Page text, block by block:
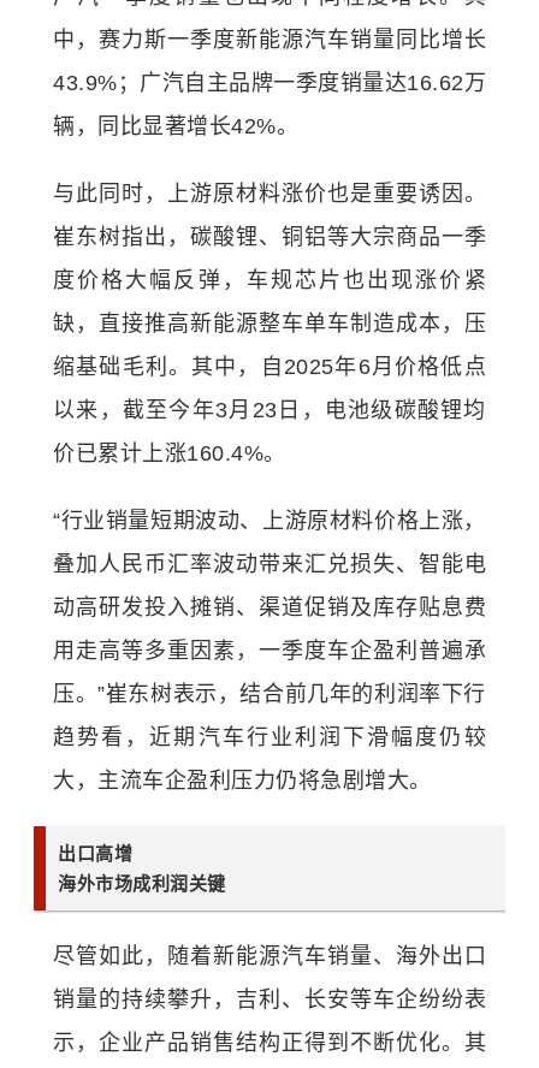
中，赛力斯一季度新能源汽车销量同比增长
43.9%；广汽自主品牌一季度销量达16.62万
辆，同比显著增长42%。
与此同时，上游原材料涨价也是重要诱因。
崔东树指出，碳酸锂、铜铝等大宗商品一季
度价格大幅反弹，车规芯片也出现涨价紧
缺，直接推高新能源整车单车制造成本，压
缩基础毛利。其中，自2025年6月价格低点
以来，截至今年3月23日，电池级碳酸锂均
价已累计上涨160.4%。
“行业销量短期波动、上游原材料价格上涨，
叠加人民币汇率波动带来汇兑损失、智能电
动高研发投入摊销、渠道促销及库存贴息费
用走高等多重因素，一季度车企盈利普遍承
压。”崔东树表示，结合前几年的利润率下行
趋势看，近期汽车行业利润下滑幅度仍较
大，主流车企盈利压力仍将急剧增大。
出口高增
海外市场成利润关键
尽管如此，随着新能源汽车销量、海外出口
销量的持续攀升，吉利、长安等车企纷纷表
示，企业产品销售结构正得到不断优化。其